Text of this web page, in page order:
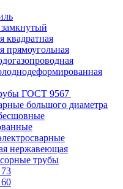
квадратная
прямоугольная
ГОСТ 9567
большого диаметра
нержавеющая
трубы